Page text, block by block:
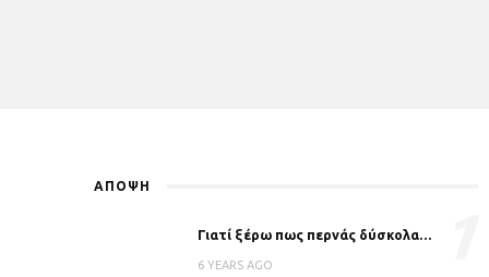
ΑΠΟΨΗ
Γιατί ξέρω πως περνάς δύσκολα…
6 YEARS AGO